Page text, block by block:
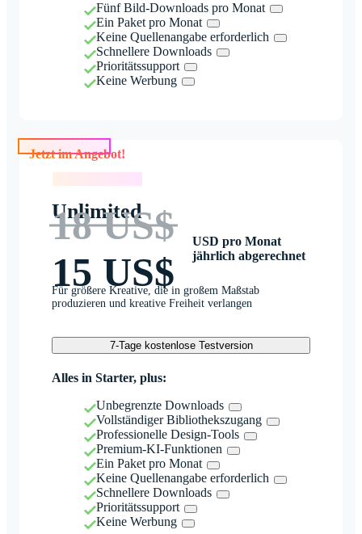
Fünf Bild-Downloads pro Monat
Ein Paket pro Monat
Keine Quellenangabe erforderlich
Schnellere Downloads
Prioritätssupport
Keine Werbung
Jetzt im Angebot!
Unlimited
18 US$
15 US$
USD pro Monat
jährlich abgerechnet
Für größere Kreative, die in großem Maßstab
produzieren und kreative Freiheit verlangen
7-Tage kostenlose Testversion
Alles in Starter, plus:
Unbegrenzte Downloads
Vollständiger Bibliothekszugang
Professionelle Design-Tools
Premium-KI-Funktionen
Ein Paket pro Monat
Keine Quellenangabe erforderlich
Schnellere Downloads
Prioritätssupport
Keine Werbung